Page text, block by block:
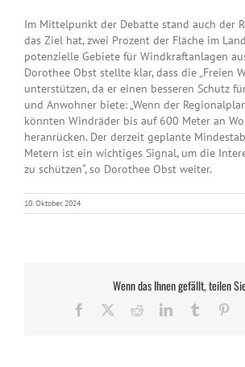
Im Mittelpunkt der Debatte stand auch der
das Ziel hat, zwei Prozent der Fläche im
potenzielle Gebiete für Windkraftanlagen
Dorothee Obst stellte klar, dass die „Freien
unterstützen, da er einen besseren Schutz
und Anwohner biete: „Wenn der
könnten Windräder bis auf 600 Meter an
heranrücken. Der derzeit geplante
Metern ist ein wichtiges Signal, um die
zu schützen“, so Dorothee Obst weiter.
10. Oktober, 2024
Wenn das Ihnen gefällt, teilen
Facebook RedditLinkedInTumblr